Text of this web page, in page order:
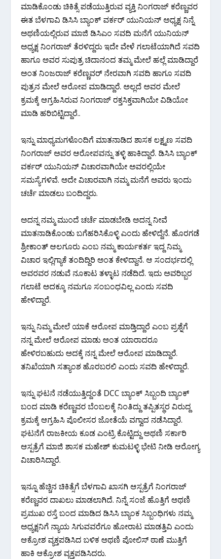
ಮಾಡಿಕೊಂಡು ಚಿಕಿತ್ಸೆ ಪಡೆಯುತ್ತಿರುವ ವ್ಯಕ್ತಿ ನಿಂಗರಾಜ್ ಕರೆಣ್ಣವರ
ಈತ ಬೆಳಗಾವಿ ಡಿಸಿಸಿ ಬ್ಯಾಂಕ್ ವರ್ಕರ್ ಯುನಿಯನ್ ಅಧ್ಯಕ್ಷ ನಿನ್ನೆ
ಅಥಣಿಯಲ್ಲಿರುವ ಮಾಜಿ ಡಿಸಿಎಂ ಸವದಿ ಮನೆಗೆ ಯುನಿಯನ್
ಅಧ್ಯಕ್ಷ ನಿಂಗರಾಜ್ ತೆರಳಿದ್ದರು ಇದೇ ವೇಳೆ ಗಲಾಟೆಯಾಗಿದೆ ಸವದಿ
ಹಾಗೂ ಅವರ ಸುಪುತ್ರ ಚಿದಾನಂದ ತಮ್ಮ ಮೇಲೆ ಹಲ್ಲೆ ಮಾಡಿದ್ದಾರೆ
ಅಂತ ನಿಂಜರಾಜ್ ಕರೆಣ್ಣವರ್ ನೇರವಾಗಿ ಸವದಿ ಹಾಗೂ ಸವದಿ
ಪುತ್ರನ ಮೇಲೆ ಆರೋಪ ಮಾಡಿದ್ದಾರೆ. ಅಲ್ಲದೆ ಅವರ ಮೇಲೆ
ಕ್ರಮಕ್ಕೆ ಆಗ್ರಹಿಸಿರುವ ನಿಂಗರಾಜ್ ರಕ್ತಸಿಕ್ತವಾಗಿಯೇ ವಿಡಿಯೋ
ಮಾಡಿ ಹರಿಬಿಟ್ಟಿದ್ದಾರೆ..
ಇನ್ನು ಮಾಧ್ಯಮಗಳೊಂದಿಗೆ ಮಾತನಾಡಿದ ಶಾಸಕ ಲಕ್ಷ್ಮಣ ಸವದಿ
ನಿಂಗರಾಜ್ ಅವರ ಆರೋಪವನ್ನು ತಳ್ಳಿ‌ ಹಾಕಿದ್ದಾರೆ. ಡಿಸಿಸಿ ಬ್ಯಾಂಕ್
ವರ್ಕರ್ ಯುನಿಯನ್ ವಿಚಾರವಾಗಿಯೇ ಅವರಲ್ಲಿಯೇ
ಸಮಸ್ಯೆಗಳಿವೆ. ಅದೇ ವಿಚಾರವಾಗಿ ನಮ್ಮ‌ ಮನೆಗೆ ಅವರು ಇಂದು
ಚರ್ಚೆ ಮಾಡಲು ಬಂದಿದ್ದರು.
ಅದನ್ನ ನಮ್ಮ ಮುಂದೆ ಚರ್ಚೆ ಮಾಡಬೇಡಿ ಅದನ್ನ ನೀವೆ
ಮಾತನಾಡಿಕೊಂಡು ಬಗೆಹರಿಸಿಕೊಳ್ಳಿ ಎಂದು ಹೇಳಿದ್ದೆನೆ. ಹೊರಗಡೆ
ಶ್ರೀಕಾಂತ್ ಆಲಗೂರು ಎಂಬ ನಮ್ಮ ಕಾರ್ಯಕರ್ತ ಇದ್ದ ನಿಮ್ಮ
ವಿಚಾರ ಇಲ್ಲಿಗ್ಯಾಕೆ ತಂದಿದ್ದಿರಿ ಅಂತ ಕೇಳಿದ್ದಾನೆ. ಆ ಸಂದರ್ಭದಲ್ಲಿ
ಅವರವರ ನಡುವೆ ನೂಕಾಟ ತಳ್ಳಾಟ ನಡೆದಿದೆ. ಇದು ಅವರಿಬ್ಬರ
ಗಲಾಟೆ ಅದಕ್ಕೂ ನಮಗೂ ಸಂಬಂಧವಿಲ್ಲ ಎಂದು ಸವದಿ
ಹೇಳಿದ್ದಾರೆ.
ಇನ್ನು‌ ನಿಮ್ಮ ಮೇಲೆ ಯಾಕೆ ಆರೋಪ ಮಾಡ್ತಿದ್ದಾರೆ ಎಂಬ ಪ್ರಶ್ನೆಗೆ
ನನ್ನ ಮೇಲೆ ಆರೋಪ ಮಾಡು ಅಂತ ಯಾರಾದರೂ
ಹೇಳಿರಬಹುದು ಅದಕ್ಕೆ ನನ್ನ ಮೇಲೆ ಆರೋಪ ಮಾಡಿದ್ದಾರೆ.
ತನಿಖೆಯಾಗಿ ಸತ್ಯಾಂಶ ಹೊರ‌ಬರಲಿ ಎಂದು ಸವದಿ ಹೇಳಿದ್ದಾರೆ.
ಇನ್ನು ಘಟನೆ ನಡೆಯುತ್ತಿದ್ದಂತೆ DCC ಬ್ಯಾಂಕ್ ಸಿಬ್ಬಂದಿ ಬ್ಯಾಂಕ್
ಬಂದ ಮಾಡಿ ಕರೆಣ್ಣವರ ಬೆಂಬಲಕ್ಕೆ ನಿಂತಿದ್ದು ತಪ್ಪಿತಸ್ಥರ ವಿರುದ್ದ
ಕ್ರಮಕ್ಕೆ ಆಗ್ರಹಿಸಿ ಪೊಲೀಸರ ಜೋತೆಯೆ ವಗ್ವಾದ ನಡೆಸಿದ್ದಾರೆ.
ಘಟನೆಗೆ ರಾಜಕೀಯ ಕೂಡ ಎಂಟ್ರಿ ಕೊಟ್ಟಿದ್ದು ಅಥಣಿ ಸರ್ಕಾರಿ
ಆಸ್ಪತ್ರೆಗೆ ಮಾಜಿ ಶಾಸಕ ಮಹೇಶ್ ಕುಮಟಳ್ಳಿ ಭೇಟಿ ನೀಡಿ ಆರೋಗ್ಯ
ವಿಚಾರಿಸಿದ್ದಾರೆ.
ಇನ್ನೂ ಹೆಚ್ಚಿನ‌ ಚಿಕಿತ್ಸೆಗೆ ಬೆಳಗಾವಿ ಖಾಸಗಿ ಆಸ್ಪತ್ರೆಗೆ ನಿಂಗರಾಜ್
ಕರೆಣ್ಣವರ ದಾಖಲು ಮಾಡಲಾಗಿದೆ. ನಿನ್ನೆ ಸಂಜೆ ಹೊತ್ತಿಗೆ ಅಥಣಿ
ಪ್ರಮುಖ ರಸ್ತೆ ಬಂದ ಮಾಡಿದ ಡಿಸಿಸಿ ಬ್ಯಾಂಕ ಸಿಬ್ಬಂಧಿಗಳು ನಮ್ಮ
ಅಧ್ಯಕ್ಷನಿಗೆ ನ್ಯಾಯ ಸಿಗುವವರೆಗೂ ಹೋರಾಟ‌ ಮಾಡತ್ತಿವಿ ಎಂದು
ಆಕ್ರೋಶ ವ್ಯಕ್ತಪಡಿಸಿದ ಬಳಿಕ ಅಥಣಿ ಪೋಲಿಸ್ ಠಾಣೆ ಮುತ್ತಿಗೆ
ಹಾಕಿ ಆಕ್ರೋಶ ವ್ಯಕ್ತಪಡಿಸಿದರು.